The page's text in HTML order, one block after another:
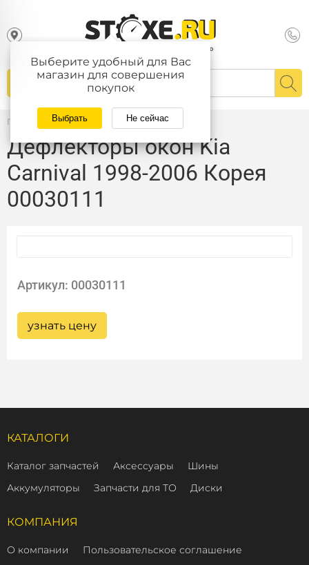
Выберите удобный для Вас
магазин для совершения
покупок
Выбрать Не сейчас
Главная / Каталог
Дефлекторы окон Kia
Carnival 1998-2006 Корея
00030111
Артикул: 00030111
узнать цену
КАТАЛОГИ
Каталог запчастей Аксессуары
Шины
Аккумуляторы
Запчасти для ТО Диски
КОМПАНИЯ
О компании
Пользовательское соглашение